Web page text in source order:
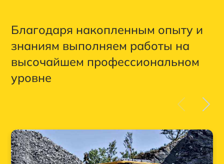
Благодаря накопленным опыту и
знаниям выполняем работы на
высочайшем профессиональном
уровне